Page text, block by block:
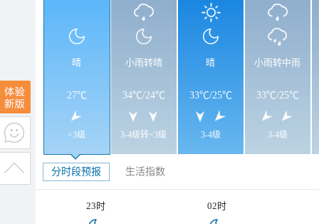
晴
27℃
<3级
小雨转晴
34℃/24℃
3-4级转<3级
晴
33℃/25℃
3-4级
小雨转中雨
33℃/25℃
3-4级
分时段预报 生活指数
23时 02时